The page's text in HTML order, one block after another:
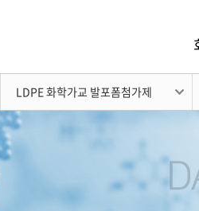
LDPE 화학가교 발포폼첨가제